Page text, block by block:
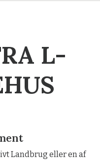
L-
Landbrug eller en af